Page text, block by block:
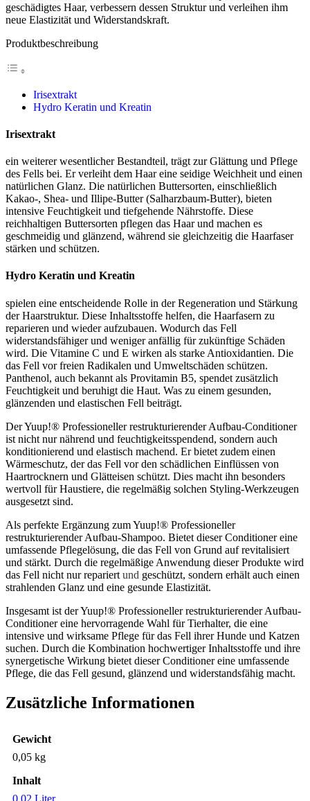
geschädigtes Haar, verbessern dessen Struktur und verleihen ihm
neue Elastizität und Widerstandskraft.
Produktbeschreibung
Irisextrakt
Hydro Keratin und Kreatin
Irisextrakt
ein weiterer wesentlicher Bestandteil, trägt zur Glättung und Pflege
des Fells bei. Er verleiht dem Haar eine seidige Weichheit und einen
natürlichen Glanz. Die natürlichen Buttersorten, einschließlich
Kakao-, Shea- und Illipe-Butter (Salharzbaum-Butter), bieten
intensive Feuchtigkeit und tiefgehende Nährstoffe. Diese
reichhaltigen Buttersorten pflegen das Haar und machen es
geschmeidig und glänzend, während sie gleichzeitig die Haarfaser
stärken und schützen.
Hydro Keratin und Kreatin
spielen eine entscheidende Rolle in der Regeneration und Stärkung
der Haarstruktur. Diese Inhaltsstoffe helfen, die Haarfasern zu
reparieren und wieder aufzubauen. Wodurch das Fell
widerstandsfähiger und weniger anfällig für zukünftige Schäden
wird. Die Vitamine C und E wirken als starke Antioxidantien. Die
das Fell vor freien Radikalen und Umweltschäden schützen.
Panthenol, auch bekannt als Provitamin B5, spendet zusätzlich
Feuchtigkeit und beruhigt die Haut. Was zu einem gesunden,
glänzenden und elastischen Fell beiträgt.
Der Yuup!® Professioneller restrukturierender Aufbau-Conditioner
ist nicht nur nährend und feuchtigkeitsspendend, sondern auch
konditionierend und elastisch machend. Er bietet zudem einen
Wärmeschutz, der das Fell vor den schädlichen Einflüssen von
Haartrocknern und Glätteisen schützt. Dies macht ihn besonders
wertvoll für Haustiere, die regelmäßig solchen Styling-Werkzeugen
ausgesetzt sind.
Als perfekte Ergänzung zum Yuup!® Professioneller
restrukturierender Aufbau-Shampoo. Bietet dieser Conditioner eine
umfassende Pflegelösung, die das Fell von Grund auf revitalisiert
und stärkt. Durch die regelmäßige Anwendung dieser Produkte wird
das Fell nicht nur repariert und geschützt, sondern erhält auch einen
strahlenden Glanz und eine gesunde Elastizität.
Insgesamt ist der Yuup!® Professioneller restrukturierender Aufbau-
Conditioner eine hervorragende Wahl für Tierhalter, die eine
intensive und wirksame Pflege für das Fell ihrer Hunde und Katzen
suchen. Durch die Kombination hochwertiger Inhaltsstoffe und ihre
synergetische Wirkung bietet dieser Conditioner eine umfassende
Pflege, die das Fell gesund, glänzend und widerstandsfähig macht.
Zusätzliche Informationen
Gewicht
0,05 kg
Inhalt
0,02 Liter